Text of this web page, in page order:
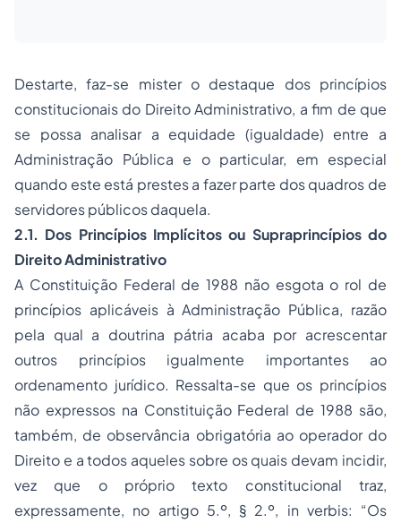
Destarte, faz-se mister o destaque dos princípios
constitucionais do Direito Administrativo, a fim de que
se possa analisar a equidade (igualdade) entre a
Administração Pública e o particular, em especial
quando este está prestes a fazer parte dos quadros de
servidores públicos daquela.
2.1. Dos Princípios Implícitos ou Supraprincípios do
Direito Administrativo
A Constituição Federal de 1988 não esgota o rol de
princípios aplicáveis à Administração Pública, razão
pela qual a doutrina pátria acaba por acrescentar
outros princípios igualmente importantes ao
ordenamento jurídico. Ressalta-se que os princípios
não expressos na Constituição Federal de 1988 são,
também, de observância obrigatória ao operador do
Direito e a todos aqueles sobre os quais devam incidir,
vez que o próprio texto constitucional traz,
expressamente, no artigo 5.º, § 2.º, in verbis: “Os